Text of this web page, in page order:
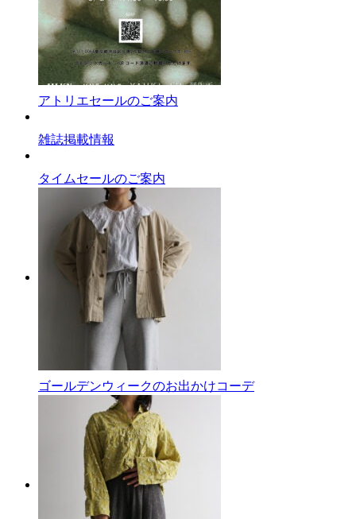
アトリエセールのご案内
雑誌掲載情報
タイムセールのご案内
ゴールデンウィークのお出かけコーデ